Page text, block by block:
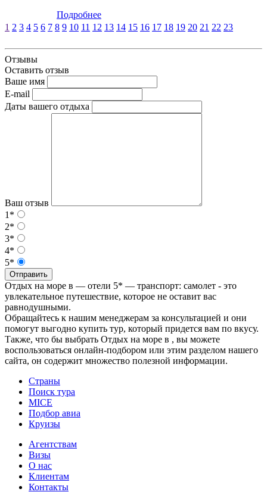
Подробнее
1 2 3 4 5 6 7 8 9 10 11 12 13 14 15 16 17 18 19 20 21 22 23
Отзывы
Оставить отзыв
Ваше имя
E-mail
Даты вашего отдыха
Ваш отзыв
1*
2*
3*
4*
5*
Отправить
Отдых на море в — отели 5* — транспорт: самолет - это
увлекательное путешествие, которое не оставит вас
равнодушными.
Обращайтесь к нашим менеджерам за консультацией и они
помогут выгодно купить тур, который придется вам по вкусу.
Также, что бы выбрать Отдых на море в , вы можете
воспользоваться онлайн-подбором или этим разделом нашего
сайта, он содержит множество полезной информации.
Страны
Поиск тура
MICE
Подбор авиа
Круизы
Агентствам
Визы
О нас
Клиентам
Контакты